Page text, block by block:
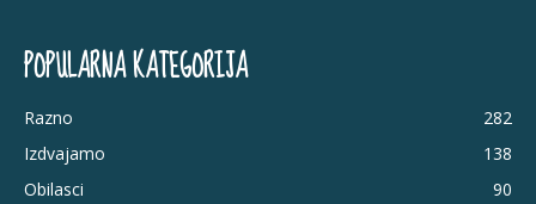
POPULARNA KATEGORIJA
Razno
282
Izdvajamo
138
Obilasci
90